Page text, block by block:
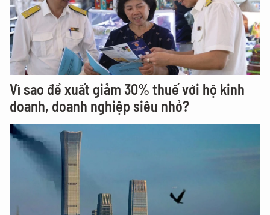
Vì sao đề xuất giảm 30% thuế với hộ kinh
doanh, doanh nghiệp siêu nhỏ?